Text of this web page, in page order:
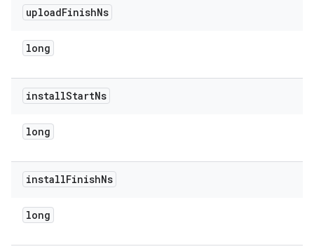
uploadFinishNs
long
installStartNs
long
installFinishNs
long